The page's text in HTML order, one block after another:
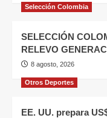
Selección Colombia
SELECCIÓN
RELEVO
8 agosto, 2026
Otros Deportes
EE. UU. prepara